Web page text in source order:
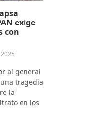
exige
con
al general
tragedia
la
en los